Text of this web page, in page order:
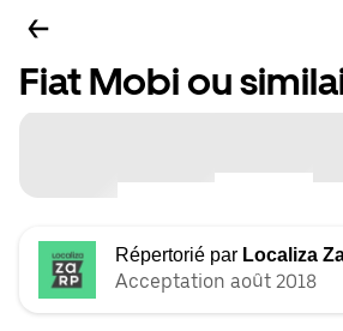
Fiat Mobi ou
Répertorié par Localiza
Acceptation août 2018